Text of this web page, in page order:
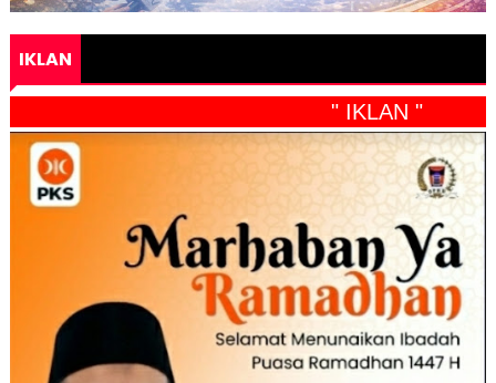
IKLAN
" IKLAN "